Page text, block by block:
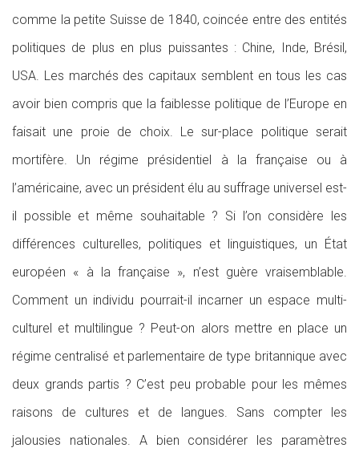
comme la petite Suisse de 1840, coincée entre des entités
politiques de plus en plus puissantes : Chine, Inde, Brésil,
USA. Les marchés des capitaux semblent en tous les cas
avoir bien compris que la faiblesse politique de l’Europe en
faisait une proie de choix. Le sur-place politique serait
mortifère. Un régime présidentiel à la française ou à
l’américaine, avec un président élu au suffrage universel est-
il possible et même souhaitable ? Si l’on considère les
différences culturelles, politiques et linguistiques, un État
européen « à la française », n’est guère vraisemblable.
Comment un individu pourrait-il incarner un espace multi-
culturel et multilingue ? Peut-on alors mettre en place un
régime centralisé et parlementaire de type britannique avec
deux grands partis ? C’est peu probable pour les mêmes
raisons de cultures et de langues. Sans compter les
jalousies nationales. A bien considérer les paramètres